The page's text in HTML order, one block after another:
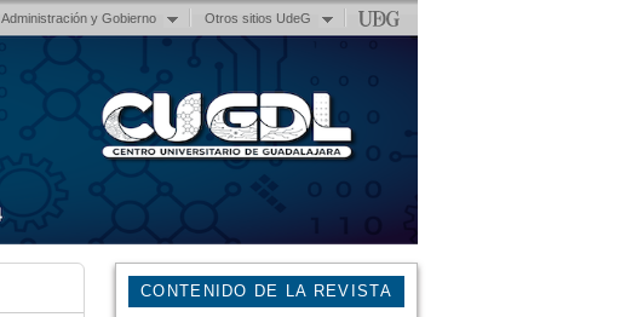
Administración y Gobierno Otros sitios UdeG
CONTENIDO DE LA REVISTA